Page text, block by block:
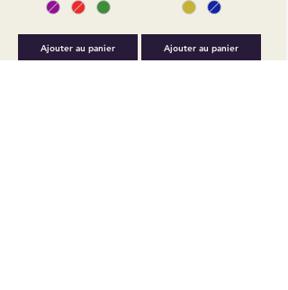
Ajouter au panier Ajouter au panier